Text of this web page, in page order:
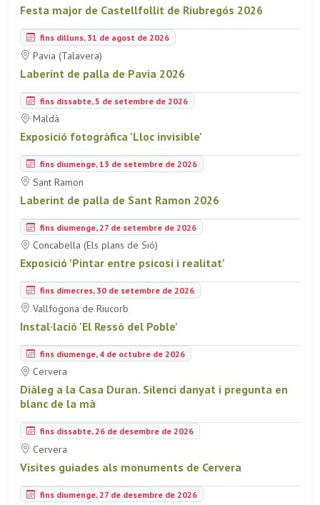
Festa major de Castellfollit de Riubregós 2026
fins dilluns, 31 de agost de 2026
Pavia (Talavera)
Laberint de palla de Pavia 2026
fins dissabte, 5 de setembre de 2026
Maldà
Exposició fotogràfica 'Lloc invisible'
fins diumenge, 13 de setembre de 2026
Sant Ramon
Laberint de palla de Sant Ramon 2026
fins diumenge, 27 de setembre de 2026
Concabella (Els plans de Sió)
Exposició 'Pintar entre psicosi i realitat'
fins dimecres, 30 de setembre de 2026
Vallfogona de Riucorb
Instal·lació 'El Ressò del Poble'
fins diumenge, 4 de octubre de 2026
Cervera
Diàleg a la Casa Duran. Silenci danyat i pregunta en
blanc de la mà
fins dissabte, 26 de desembre de 2026
Cervera
Visites guiades als monuments de Cervera
fins diumenge, 27 de desembre de 2026